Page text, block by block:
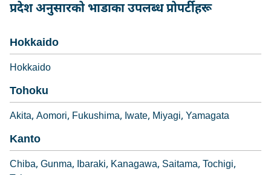
प्रदेश अनुसारको भाडाका उपलब्ध प्रोपर्टीहरू
Hokkaido
Hokkaido
Tohoku
Akita Aomori Fukushima Iwate Miyagi Yamagata
Kanto
Chiba Gunma Ibaraki Kanagawa Saitama Tochigi